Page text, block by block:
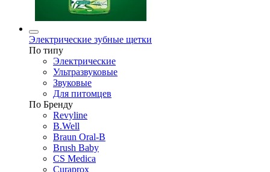
Электрические зубные щетки
По типу
Электрические
Ультразвуковые
Звуковые
Для питомцев
По Бренду
Revyline
B.Well
Braun Oral-B
Brush Baby
CS Medica
Curaprox